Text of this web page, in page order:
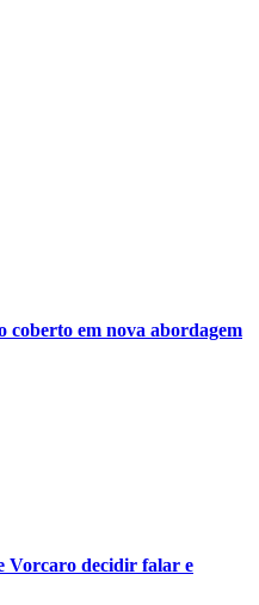
coberto em nova abordagem
Vorcaro decidir falar e